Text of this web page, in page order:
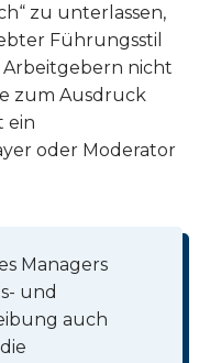
zu unterlassen,
Führungsstil
nicht
zum Ausdruck
ein
oder Moderator
Managers
und
auch